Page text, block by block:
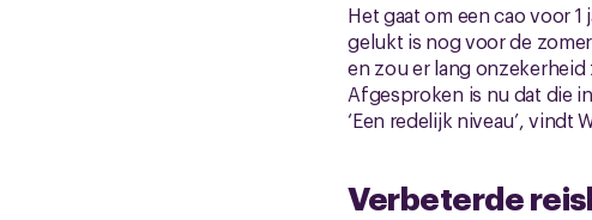
Het gaat om een cao voor
gelukt is nog voor de
en zou er lang
Afgesproken is nu dat die
‘Een redelijk niveau’, vindt
Verbeterde